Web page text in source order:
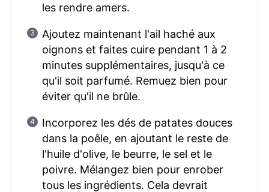
les rendre amers.
Ajoutez maintenant l'ail haché aux
oignons et faites cuire pendant 1 à 2
minutes supplémentaires, jusqu'à ce
qu'il soit parfumé. Remuez bien pour
éviter qu'il ne brûle.
Incorporez les dés de patates douces
dans la poêle, en ajoutant le reste de
l'huile d'olive, le beurre, le sel et le
poivre. Mélangez bien pour enrober
tous les ingrédients. Cela devrait